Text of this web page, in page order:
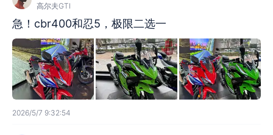
高尔夫GTI
急！cbr400和忍5，极限二选一
2026/5/7 9:32:54